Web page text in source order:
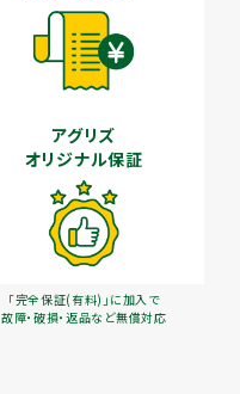
アグリズ
オリジナル保証
「完全保証(有料)」に加入で
故障・破損・返品など無償対応